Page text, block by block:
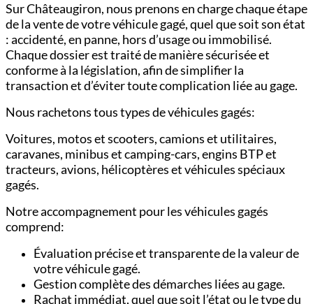
Sur Châteaugiron, nous prenons en charge chaque étape
de la vente de votre véhicule gagé, quel que soit son état
: accidenté, en panne, hors d’usage ou immobilisé.
Chaque dossier est traité de manière sécurisée et
conforme à la législation, afin de simplifier la
transaction et d’éviter toute complication liée au gage.
Nous rachetons tous types de véhicules gagés:
Voitures, motos et scooters,camions et utilitaires,
caravanes, minibus et camping-cars,engins BTP et
tracteurs,avions, hélicoptères et véhicules spéciaux
gagés.
Notre accompagnement pour les véhicules gagés
comprend:
Évaluation précise et transparente de la valeur de
votre véhicule gagé.
Gestion complète des démarches liées au gage.
Rachat immédiat, quel que soit l’état ou le type du